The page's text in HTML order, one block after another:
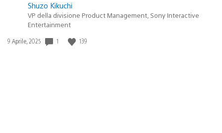
Shuzo Kikuchi
VP della divisione Product Management, Sony Interactive
Entertainment
Data
9 Aprile, 2025 1 139